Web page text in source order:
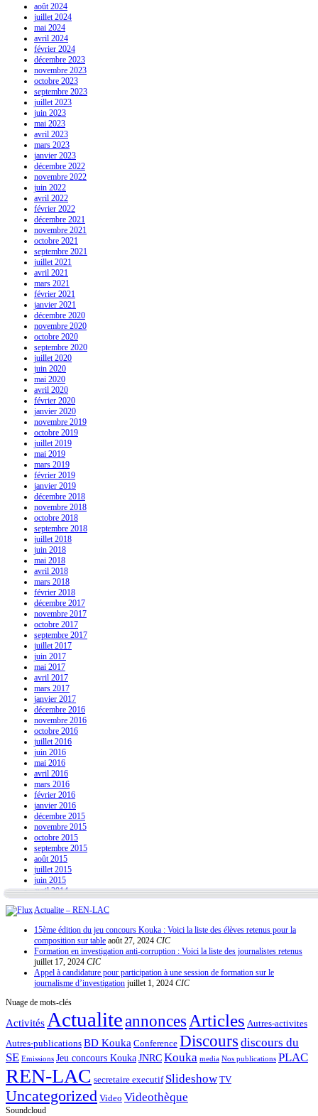
août 2024
juillet 2024
mai 2024
avril 2024
février 2024
décembre 2023
novembre 2023
octobre 2023
septembre 2023
juillet 2023
juin 2023
mai 2023
avril 2023
mars 2023
janvier 2023
décembre 2022
novembre 2022
juin 2022
avril 2022
février 2022
décembre 2021
novembre 2021
octobre 2021
septembre 2021
juillet 2021
avril 2021
mars 2021
février 2021
janvier 2021
décembre 2020
novembre 2020
octobre 2020
septembre 2020
juillet 2020
juin 2020
mai 2020
avril 2020
février 2020
janvier 2020
novembre 2019
octobre 2019
juillet 2019
mai 2019
mars 2019
février 2019
janvier 2019
décembre 2018
novembre 2018
octobre 2018
septembre 2018
juillet 2018
juin 2018
mai 2018
avril 2018
mars 2018
février 2018
décembre 2017
novembre 2017
octobre 2017
septembre 2017
juillet 2017
juin 2017
mai 2017
avril 2017
mars 2017
janvier 2017
décembre 2016
novembre 2016
octobre 2016
juillet 2016
juin 2016
mai 2016
avril 2016
mars 2016
février 2016
janvier 2016
décembre 2015
novembre 2015
octobre 2015
septembre 2015
août 2015
juillet 2015
juin 2015
avril 2014
Actualite – REN-LAC
15ème édition du jeu concours Kouka : Voici la liste des élèves retenus pour la
composition sur table août 27, 2024 CIC
Formation en investigation anti-corruption : Voici la liste des journalistes retenus
juillet 17, 2024 CIC
Appel à candidature pour participation à une session de formation sur le
journalisme d’investigation juillet 1, 2024 CIC
Nuage de mots-clés
Activités Actualiteannonces Articles Autres-activites
Autres-publications BD Kouka Conference Discours discours du
SE Emissions Jeu concours KoukaJNRCKouka media Nos publications PLAC
REN-LAC secretaire executif Slideshow TV
Uncategorized Video Videothèque
Soundcloud